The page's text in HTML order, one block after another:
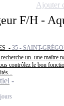
F/H -
- 35 - SAINT-
un. une maître
contrôlez le bon
Ajouter